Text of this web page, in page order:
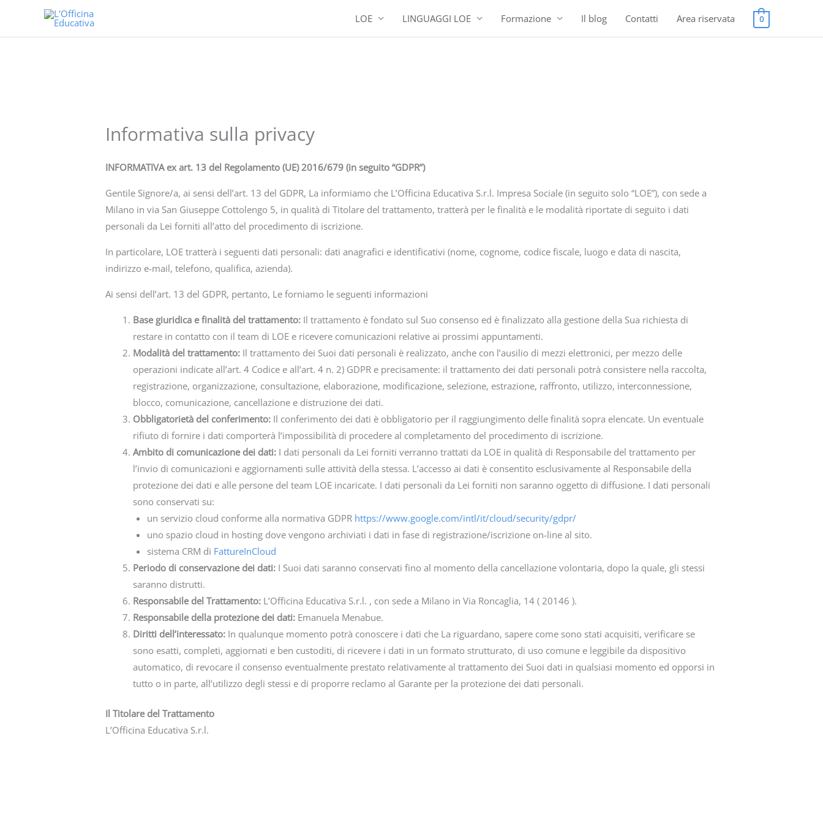
contenuto
LOE LINGUAGGI LOE Formazione Il blog Contatti Area riservata 0
Informativa sulla privacy
INFORMATIVA ex art. 13 del Regolamento (UE) 2016/679 (in seguito “GDPR”)
Gentile Signore/a, ai sensi dell’art. 13 del GDPR, La informiamo che L’Officina Educativa S.r.l. Impresa Sociale (in seguito solo “LOE”), con sede a
Milano in via San Giuseppe Cottolengo 5, in qualità di Titolare del trattamento, tratterà per le finalità e le modalità riportate di seguito i dati
personali da Lei forniti all’atto del procedimento di iscrizione.
In particolare, LOE tratterà i seguenti dati personali: dati anagrafici e identificativi (nome, cognome, codice fiscale, luogo e data di nascita,
indirizzo e-mail, telefono, qualifica, azienda).
Ai sensi dell’art. 13 del GDPR, pertanto, Le forniamo le seguenti informazioni
Base giuridica e finalità del trattamento: Il trattamento è fondato sul Suo consenso ed è finalizzato alla gestione della Sua richiesta di
restare in contatto con il team di LOE e ricevere comunicazioni relative ai prossimi appuntamenti.
Modalità del trattamento: Il trattamento dei Suoi dati personali è realizzato, anche con l’ausilio di mezzi elettronici, per mezzo delle
operazioni indicate all’art. 4 Codice e all’art. 4 n. 2) GDPR e precisamente: il trattamento dei dati personali potrà consistere nella raccolta,
registrazione, organizzazione, consultazione, elaborazione, modificazione, selezione, estrazione, raffronto, utilizzo, interconnessione,
blocco, comunicazione, cancellazione e distruzione dei dati.
Obbligatorietà del conferimento: Il conferimento dei dati è obbligatorio per il raggiungimento delle finalità sopra elencate. Un eventuale
rifiuto di fornire i dati comporterà l’impossibilità di procedere al completamento del procedimento di iscrizione.
Ambito di comunicazione dei dati: I dati personali da Lei forniti verranno trattati da LOE in qualità di Responsabile del trattamento per
l’invio di comunicazioni e aggiornamenti sulle attività della stessa. L’accesso ai dati è consentito esclusivamente al Responsabile della
protezione dei dati e alle persone del team LOE incaricate. I dati personali da Lei forniti non saranno oggetto di diffusione. I dati personali
sono conservati su:
un servizio cloud conforme alla normativa GDPR https://www.google.com/intl/it/cloud/security/gdpr/
uno spazio cloud in hosting dove vengono archiviati i dati in fase di registrazione/iscrizione on-line al sito.
sistema CRM di FattureInCloud
Periodo di conservazione dei dati: I Suoi dati saranno conservati fino al momento della cancellazione volontaria, dopo la quale, gli stessi
saranno distrutti.
Responsabile del Trattamento: L’Officina Educativa S.r.l. , con sede a Milano in Via Roncaglia, 14 ( 20146 ).
Responsabile della protezione dei dati: Emanuela Menabue.
Diritti dell’interessato: In qualunque momento potrà conoscere i dati che La riguardano, sapere come sono stati acquisiti, verificare se
sono esatti, completi, aggiornati e ben custoditi, di ricevere i dati in un formato strutturato, di uso comune e leggibile da dispositivo
automatico, di revocare il consenso eventualmente prestato relativamente al trattamento dei Suoi dati in qualsiasi momento ed opporsi in
tutto o in parte, all’utilizzo degli stessi e di proporre reclamo al Garante per la protezione dei dati personali.
Il Titolare del Trattamento
L’Officina Educativa S.r.l.